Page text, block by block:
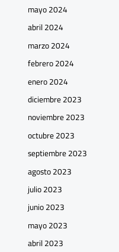
mayo 2024
abril 2024
marzo 2024
febrero 2024
enero 2024
diciembre 2023
noviembre 2023
octubre 2023
septiembre 2023
agosto 2023
julio 2023
junio 2023
mayo 2023
abril 2023